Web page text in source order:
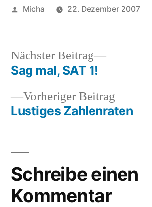
Veröffentlicht
Micha 22. Dezember 2007
Beitragsnavigation
Vorheriger Beitrag
Beitrag:
Lustiges Zahlenraten
Nächster Beitrag
Nächster
Sag mal, SAT 1!
Schreibe einen
Kommentar